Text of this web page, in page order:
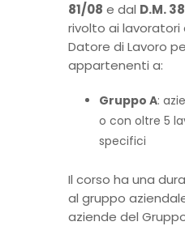
81/08 e dal D.M.
rivolto ai lavoratori
Datore di Lavoro
appartenenti a:
Gruppo A:
o con oltre 5
specifici
Il corso ha una
al gruppo
aziende del